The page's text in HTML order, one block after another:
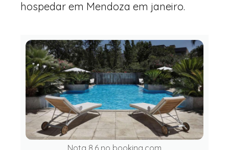
hospedar em Mendoza em janeiro.